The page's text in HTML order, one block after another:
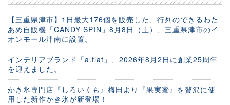
【三重県津市】1日最大176個を販売した、行列のできるわた
あめ自販機「CANDY SPIN」8月8日（土）、三重県津市のイ
オンモール津南に設置。
インテリアブランド「a.flat」、2026年8月2日に創業25周年
を迎えました。
かき氷専門店『しろいくも』梅田より『果実蜜』を贅沢に使
用した新作かき氷が新登場！